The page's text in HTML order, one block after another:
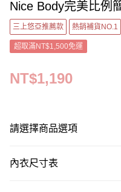
Nice Body完美比例
三上悠亞推薦款 熱銷補貨NO.1
超取滿NT$1,500免運
NT$1,190
請選擇商品選項
內衣尺寸表